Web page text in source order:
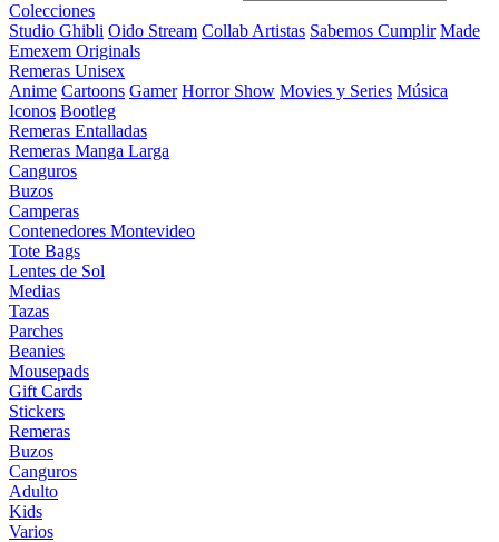
Colecciones
Studio Ghibli Oido Stream Collab Artistas Sabemos Cumplir Made
Emexem Originals
Remeras Unisex
Anime Cartoons Gamer Horror Show Movies y Series Música
Iconos Bootleg
Remeras Entalladas
Remeras Manga Larga
Canguros
Buzos
Camperas
Contenedores Montevideo
Tote Bags
Lentes de Sol
Medias
Tazas
Parches
Beanies
Mousepads
Gift Cards
Stickers
Remeras
Buzos
Canguros
Adulto
Kids
Varios